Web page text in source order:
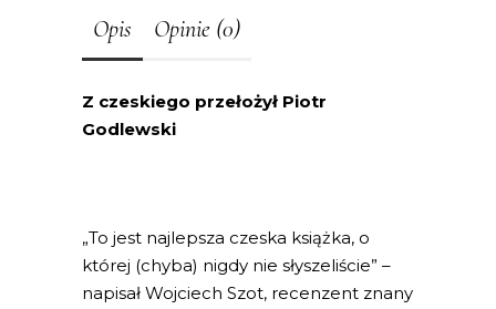
Opis Opinie (0)
Z czeskiego przełożył Piotr
Godlewski
„To jest najlepsza czeska książka, o
której (chyba) nigdy nie słyszeliście” –
napisał Wojciech Szot, recenzent znany